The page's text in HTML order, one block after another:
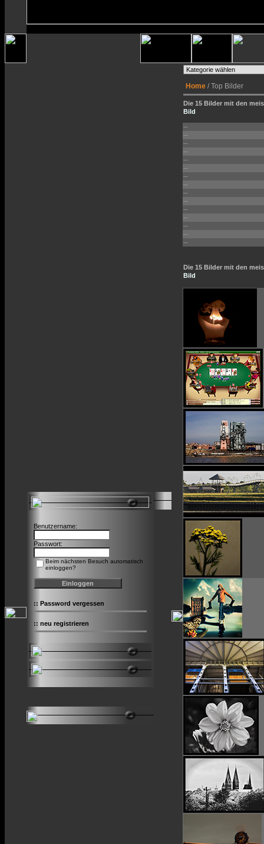
Benutzername:
Passwort:
Beim nächsten Besuch automatisch
einloggen?
:: Password vergessen
:: neu registrieren
Home / Top Bilder
Die 15 Bilder mit den
Bild
--
--
--
--
--
--
--
--
--
--
--
--
--
--
--
Die 15 Bilder mit den
Bild